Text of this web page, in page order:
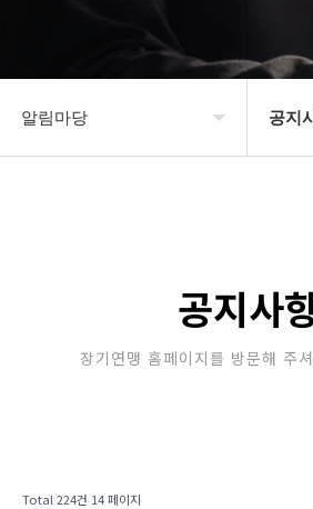
알림마당 공지
포토
공지사
장기연맹 홈페이지를 방문해 주
Total 224건 14 페이지